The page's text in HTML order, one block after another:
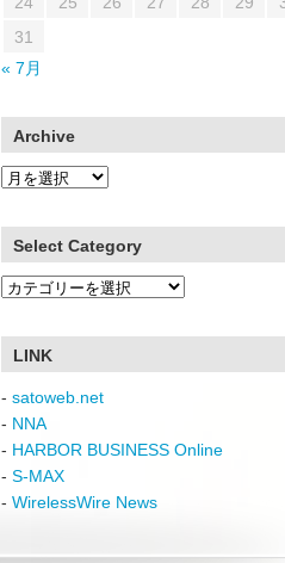
31
« 7月
Archive
Archive
Select Category
Select
LINK
- satoweb.net
- NNA
- HARBOR BUSINESS Online
- S-MAX
- WirelessWire News